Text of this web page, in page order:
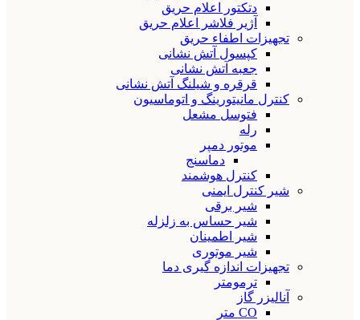
دتکتور اعلام حریق
آژیر فلاشر اعلام حریق
تجهیزات اطفاء حریق
کپسول آتش نشانی
جعبه آتش نشانی
قرقره و شیلنگ آتش نشانی
کنترل مانیتورینگ و اتوماسیون
فتوسل مشعل
رله
موتور دمپر
دماسنج
کنترل هوشمند
شیر کنترل ایمنی
شیر برقی
شیر حساس به زلزله
شیر اطمینان
شیر موتوری
تجهیزات اندازه گیری دما
ترمومتر
آنالیزر گاز
CO متر